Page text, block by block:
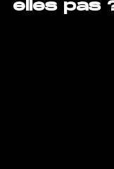
elles pas